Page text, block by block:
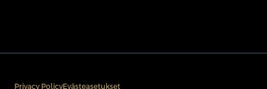
Privacy PolicyEvästeasetukset